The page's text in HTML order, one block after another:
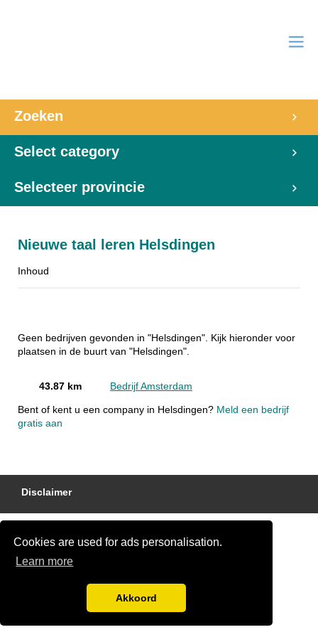
Cookies are used for ads personalisation.
Learn more
Akkoord
Zoeken
Select category
Selecteer provincie
Nieuwe taal leren Helsdingen
Inhoud
Geen bedrijven gevonden in "Helsdingen". Kijk hieronder voor
plaatsen in de buurt van "Helsdingen".
43.87 km Bedrijf Amsterdam
Bent of kent u een company in Helsdingen? Meld een bedrijf
gratis aan
Disclaimer